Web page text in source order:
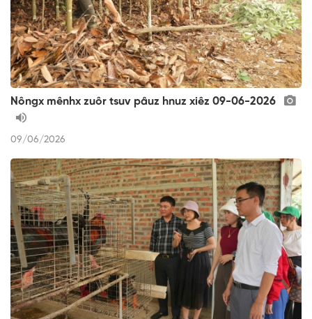
Nôngx mênhx zuôr tsuv pâuz hnuz xiêz 09-06-2026
09/06/2026